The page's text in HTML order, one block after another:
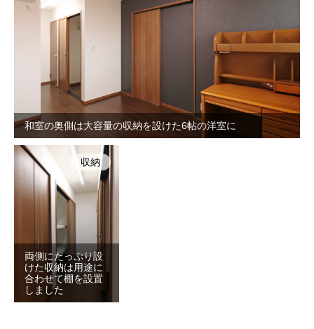
和室の奥側は大容量の収納を設けた6帖の洋室に
両側にたっぷり設
けた収納は用途に
合わせて棚を設置
しました
収納